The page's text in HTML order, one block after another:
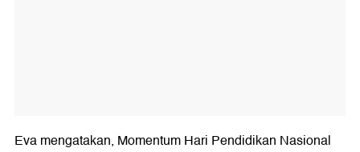
Eva mengatakan, Momentum Hari Pendidikan Nasional